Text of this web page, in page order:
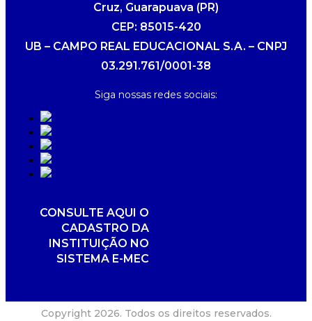
Cruz, Guarapuava (PR)
CEP: 85015-420
UB – CAMPO REAL EDUCACIONAL S.A. – CNPJ
03.291.761/0001-38
Siga nossas redes sociais:
CONSULTE AQUI O
CADASTRO DA
INSTITUIÇÃO NO
SISTEMA E-MEC
Copyright 2026. Todos os direitos reservados.